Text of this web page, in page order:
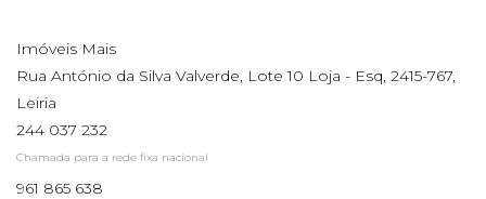
Imóveis Mais
Rua António da Silva Valverde, Lote 10 Loja - Esq, 2415-767,
Leiria
244 037 232
Chamada para a rede fixa nacional
961 865 638